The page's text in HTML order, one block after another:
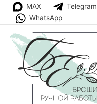
Перейти
содержимому
MAX Telegram
WhatsApp